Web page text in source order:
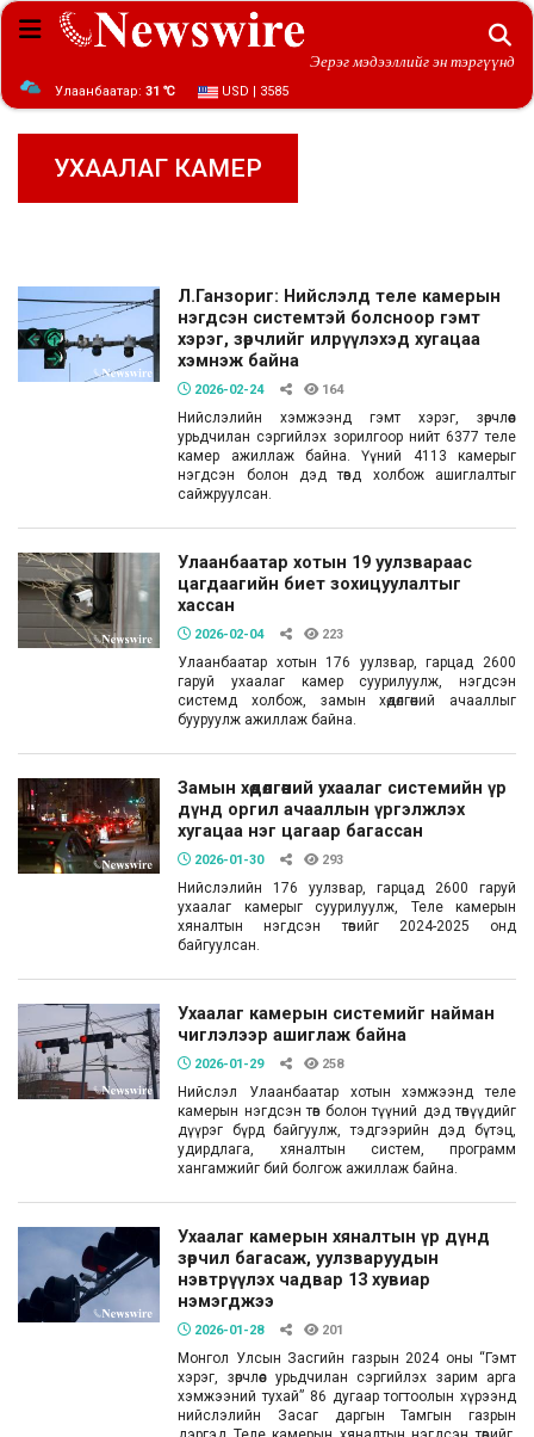
Эерэг мэдээллийг эн тэргүүнд
Улаанбаатар: 31 ℃ USD | 3585
УХААЛАГ КАМЕР
Л.Ганзориг: Нийслэлд теле камерын
нэгдсэн системтэй болсноор гэмт
хэрэг, зөрчлийг илрүүлэхэд хугацаа
хэмнэж байна
2026-02-24 164
Нийслэлийн хэмжээнд гэмт хэрэг, зөрчлөөс
урьдчилан сэргийлэх зорилгоор нийт 6377 теле
камер ажиллаж байна. Үүний 4113 камерыг
нэгдсэн болон дэд төвд холбож ашиглалтыг
сайжруулсан.
Улаанбаатар хотын 19 уулзвараас
цагдаагийн биет зохицуулалтыг
хассан
2026-02-04 223
Улаанбаатар хотын 176 уулзвар, гарцад 2600
гаруй ухаалаг камер суурилуулж, нэгдсэн
системд холбож, замын хөдөлгөөний ачааллыг
бууруулж ажиллаж байна.
Замын хөдөлгөөний ухаалаг системийн үр
дүнд оргил ачааллын үргэлжлэх
хугацаа нэг цагаар багассан
2026-01-30 293
Нийслэлийн 176 уулзвар, гарцад 2600 гаруй
ухаалаг камерыг суурилуулж, Теле камерын
хяналтын нэгдсэн төвийг 2024-2025 онд
байгуулсан.
Ухаалаг камерын системийг найман
чиглэлээр ашиглаж байна
2026-01-29 258
Нийслэл Улаанбаатар хотын хэмжээнд теле
камерын нэгдсэн төв болон түүний дэд төвүүдийг
дүүрэг бүрд байгуулж, тэдгээрийн дэд бүтэц,
удирдлага, хяналтын систем, программ
хангамжийг бий болгож ажиллаж байна.
Ухаалаг камерын хяналтын үр дүнд
зөрчил багасаж, уулзваруудын
нэвтрүүлэх чадвар 13 хувиар
нэмэгджээ
2026-01-28 201
Монгол Улсын Засгийн газрын 2024 оны “Гэмт
хэрэг, зөрчлөөс урьдчилан сэргийлэх зарим арга
хэмжээний тухай” 86 дугаар тогтоолын хүрээнд
нийслэлийн Засаг даргын Тамгын газрын